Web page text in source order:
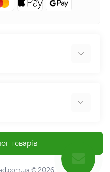
товарів
© 2026